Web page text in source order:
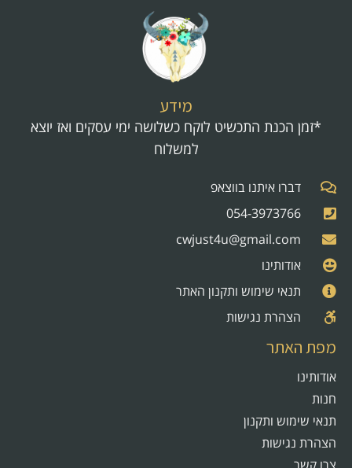
מידע
*זמן הכנת התכשיט לוקח כשלושה ימי עסקים ואז יוצא
למשלוח
דברו איתנו בווצאפ
054-3973766
cwjust4u@gmail.com
אודותינו
תנאי שימוש ותקנון האתר
הצהרת נגישות
מפת האתר
אודותינו
חנות
תנאי שימוש ותקנון
הצהרת נגישות